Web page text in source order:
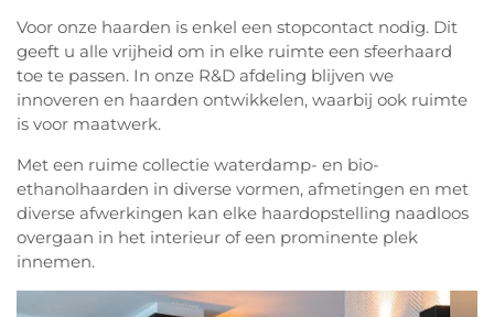
Voor onze haarden is enkel een stopcontact nodig. Dit
geeft u alle vrijheid om in elke ruimte een sfeerhaard
toe te passen. In onze R&D afdeling blijven we
innoveren en haarden ontwikkelen, waarbij ook ruimte
is voor maatwerk.
Met een ruime collectie waterdamp- en bio-
ethanolhaarden in diverse vormen, afmetingen en met
diverse afwerkingen kan elke haardopstelling naadloos
overgaan in het interieur of een prominente plek
innemen.